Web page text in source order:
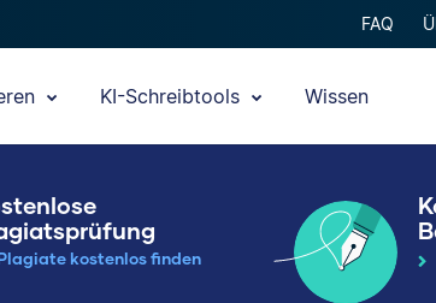
FAQ
KI-Schreibtools Wissen
kostenlos finden